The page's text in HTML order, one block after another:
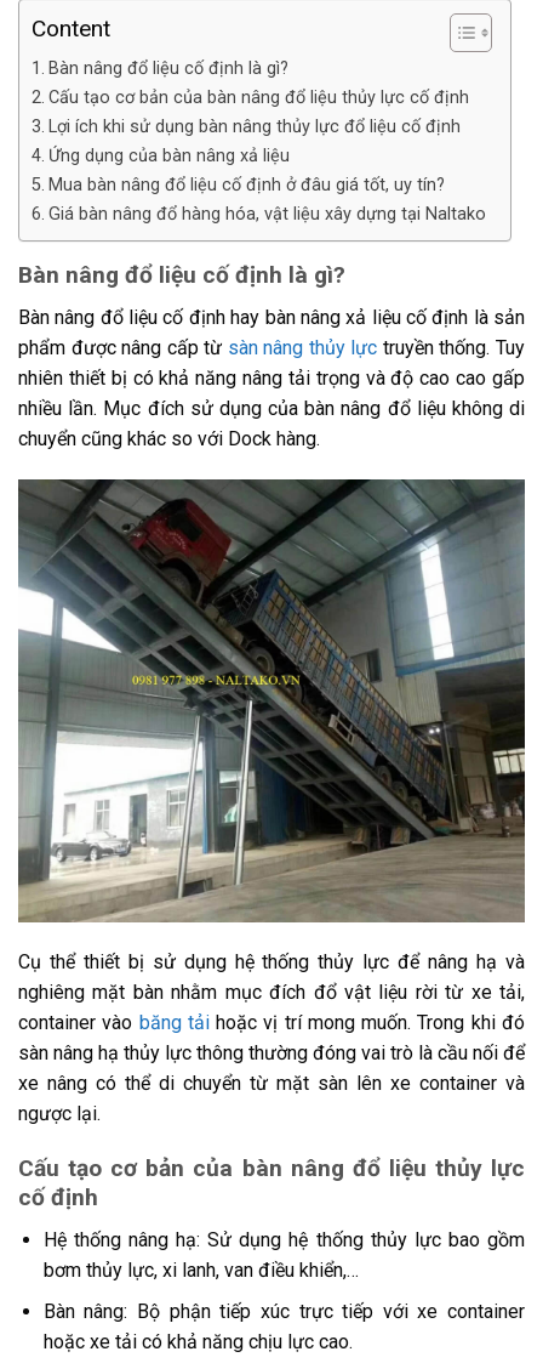
Content
Bàn nâng đổ liệu cố định là gì?
Cấu tạo cơ bản của bàn nâng đổ liệu thủy lực cố định
Lợi ích khi sử dụng bàn nâng thủy lực đổ liệu cố định
Ứng dụng của bàn nâng xả liệu
Mua bàn nâng đổ liệu cố định ở đâu giá tốt, uy tín?
Giá bàn nâng đổ hàng hóa, vật liệu xây dựng tại Naltako
Bàn nâng đổ liệu cố định là gì?
Bàn nâng đổ liệu cố định hay bàn nâng xả liệu cố định là sản
phẩm được nâng cấp từ sàn nâng thủy lực truyền thống. Tuy
nhiên thiết bị có khả năng nâng tải trọng và độ cao cao gấp
nhiều lần. Mục đích sử dụng của bàn nâng đổ liệu không di
chuyển cũng khác so với Dock hàng.
Cụ thể thiết bị sử dụng hệ thống thủy lực để nâng hạ và
nghiêng mặt bàn nhằm mục đích đổ vật liệu rời từ xe tải,
container vào băng tảihoặc vị trí mong muốn. Trong khi đó
sàn nâng hạ thủy lực thông thường đóng vai trò là cầu nối để
xe nâng có thể di chuyển từ mặt sàn lên xe container và
ngược lại.
Cấu tạo cơ bản của bàn nâng đổ liệu thủy lực
cố định
Hệ thống nâng hạ: Sử dụng hệ thống thủy lực bao gồm
bơm thủy lực, xi lanh, van điều khiển,…
Bàn nâng: Bộ phận tiếp xúc trực tiếp với xe container
hoặc xe tải có khả năng chịu lực cao.